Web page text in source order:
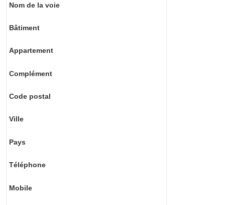
Nom de la voie
Bâtiment
Appartement
Complément
Code postal
Ville
Pays
Téléphone
Mobile